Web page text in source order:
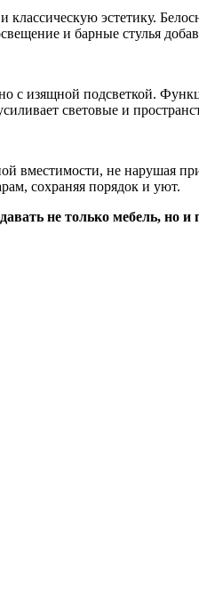
классическую эстетику.
и барные стулья
с изящной подсветкой.
световые и
вместимости, не
сохраняя порядок и уют.
не только мебель,